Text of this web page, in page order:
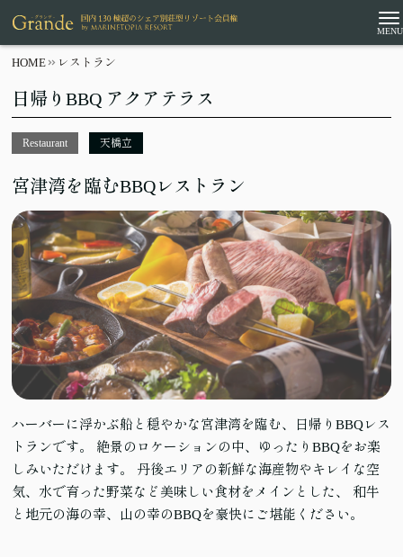
HOME レストラン
日帰りBBQ アクアテラス
Restaurant 天橋立
宮津湾を臨むBBQレストラン
ハーバーに浮かぶ船と穏やかな宮津湾を臨む、日帰りBBQレス
トランです。 絶景のロケーションの中、ゆったりBBQをお楽
しみいただけます。 丹後エリアの新鮮な海産物やキレイな空
気、水で育った野菜など美味しい食材をメインとした、 和牛
と地元の海の幸、山の幸のBBQを豪快にご堪能ください。